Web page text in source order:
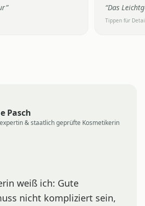
” “Das
Tippen für
Pasch
& staatlich geprüfte Kosmetikerin
weiß ich: Gute
nicht kompliziert sein,